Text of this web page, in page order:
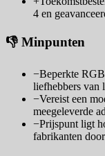
4 en
👎 Minpunten
−Beperkte
liefhebbers van
−Vereist een
meegeleverde
−Prijspunt ligt
fabrikanten